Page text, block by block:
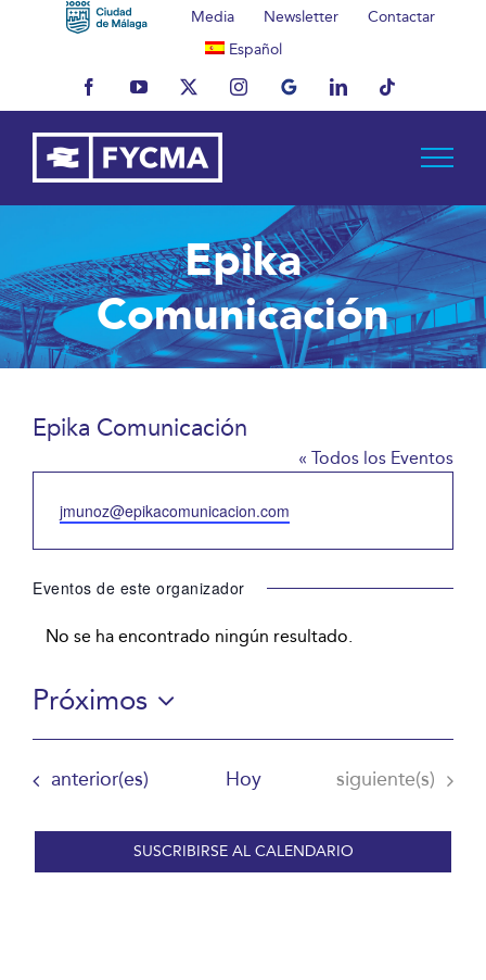
Media Newsletter
Contactar
Español
FacebookYouTubeX InstagramMyBusinessLinkedInTiktok
Epika
Comunicación
Epika Comunicación
« Todos los Eventos
Email
jmunoz@epikacomunicacion.com
Eventos de este organizador
Aviso
No se ha encontrado ningún resultado.
Próximos
Selecciona
fecha.
Eventos
anterior(es) Hoy Eventos
siguiente(s)
SUSCRIBIRSE AL CALENDARIO